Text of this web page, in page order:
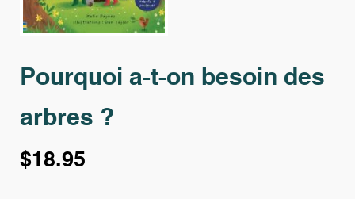
Pourquoi a-t-on besoin des
arbres ?
$18.95